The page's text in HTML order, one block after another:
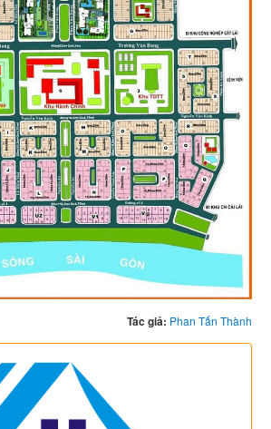
Tác giả: Phan Tấn Thành